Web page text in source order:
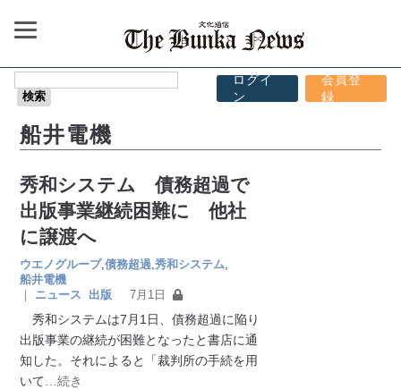
ログイ
ン
会員登
録
船井電機
秀和システム 債務超過で
出版事業継続困難に 他社
に譲渡へ
ウエノグループ,債務超過 ,秀和システム
船井電機
｜
ニュース 出版 7月1日
秀和システムは7月1日、債務超過に陥り
出版事業の継続が困難となったと書店に通
知した。それによると「裁判所の手続を用
いて …続き